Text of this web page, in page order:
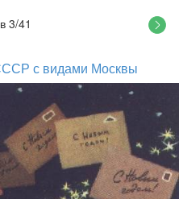
3/41
с видами Москвы